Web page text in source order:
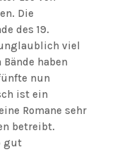
Die
des 19.
viel
haben
nun
ist ein
Romane sehr
betreibt.
gut